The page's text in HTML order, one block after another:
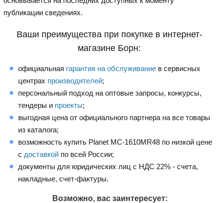
публикации сведениях.
Ваши преимущества при покупке в интернет-
магазине Борн:
официальная гарантия на обслуживание в сервисных
центрах производителей;
персональный подход на оптовые запросы, конкурсы,
тендеры и проекты;
выгодная цена от официального партнера на все товары
из каталога;
возможность купить Planet MC-1610MR48 по низкой цене
с доставкой по всей России;
документы для юридических лиц с НДС 22% - счета,
накладные, счет-фактуры.
Возможно, вас заинтересует: